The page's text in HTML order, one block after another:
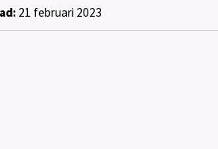
21 februari 2023